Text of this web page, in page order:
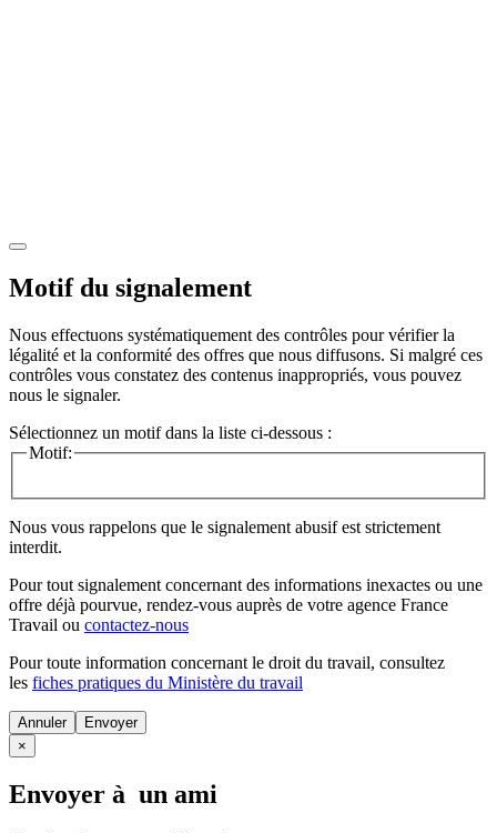
Motif du signalement
Nous effectuons systématiquement des contrôles pour vérifier la
légalité et la conformité des offres que nous diffusons. Si malgré ces
contrôles vous constatez des contenus inappropriés, vous pouvez
nous le signaler.
Sélectionnez un motif dans la liste ci-dessous :
Motif:
Nous vous rappelons que le signalement abusif est strictement
interdit.
Pour tout signalement concernant des informations inexactes ou une
offre déjà pourvue, rendez-vous auprès de votre agence France
Travail ou contactez-nous
Pour toute information concernant le droit du travail, consultez
les fiches pratiques du Ministère du travail
Annuler
×
Envoyer à un ami